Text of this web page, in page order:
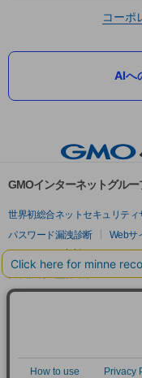
コーポ
AIへ
GMOインターネットグル
世界初総合ネットセキュリティ
パスワード漏洩診断
Webサ
セキュリティ相談AIチャットボ
実在証明・盗聴対策
サイバー攻撃対策（GMOサイ